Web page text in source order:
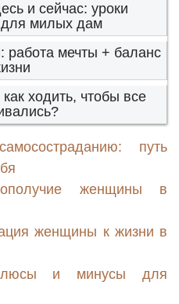
и сейчас: уроки
для милых дам
работа мечты + баланс
ходить, чтобы все
путь
женщины в
женщины к жизни в
и минусы для